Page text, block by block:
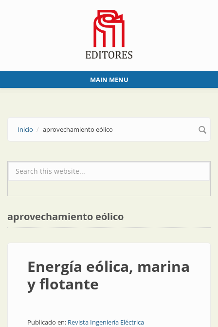
MAIN MENU
Inicio aprovechamiento eólico
Formulario de búsqueda
aprovechamiento eólico
Energía eólica, marina
y flotante
Publicado en: Revista Ingeniería Eléctrica